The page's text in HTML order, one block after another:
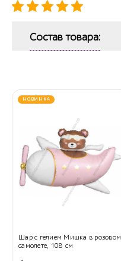
Состав товара:
НОВИНКА
Шар с гелием Мишка в розовом
самолете, 108 см